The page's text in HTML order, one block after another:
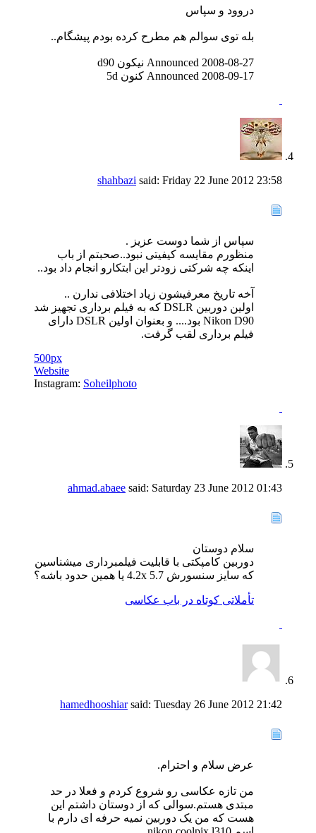
دروود و سپاس
بله توی سوالم هم مطرح کرده بودم پیشگام..
Announced 2008-08-27 نیکون d90
Announced 2008-09-17 کنون 5d
shahbazi said: Friday 22 June 2012 23:58
سپاس از شما دوست عزیز .
منظورم مقایسه کیفیتی نبود..صحبتم از باب
اینکه چه شرکتی زودتر این ابتکارو انجام داد بود..
آخه تاریخ معرفیشون زیاد اختلافی ندارن ..
اولین دوربین DSLR که به فیلم برداری تجهیز شد
Nikon D90 بود.... و بعنوان اولین DSLR دارای
فیلم برداری لقب گرفت.
500px
Website
Instagram: Soheilphoto
ahmad.abaee said: Saturday 23 June 2012 01:43
سلام دوستان
دوربین کامپکتی با قابلیت فیلمبرداری میشناسین
که سایز سنسورش 5.7 4.2x یا همین حدود باشه؟
تأملاتی کوتاه در باب عکاسی
hamedhooshiarsaid: Tuesday 26 June 2012 21:42
عرض سلام و احترام.
من تازه عکاسی رو شروع کردم و فعلا در حد
مبتدی هستم.سوالی که از دوستان داشتم این
هست که من یک دوربین نمیه حرفه ای دارم با